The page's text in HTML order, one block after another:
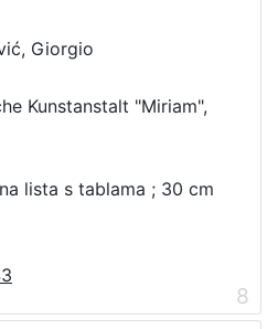
Giorgio
Kunstanstalt "Miriam",
lista s tablama ; 30 cm
8